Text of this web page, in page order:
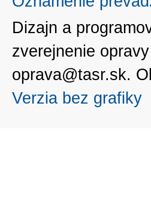
Dizajn a
zverejnenie
oprava@tasr.sk.
Verzia bez grafiky